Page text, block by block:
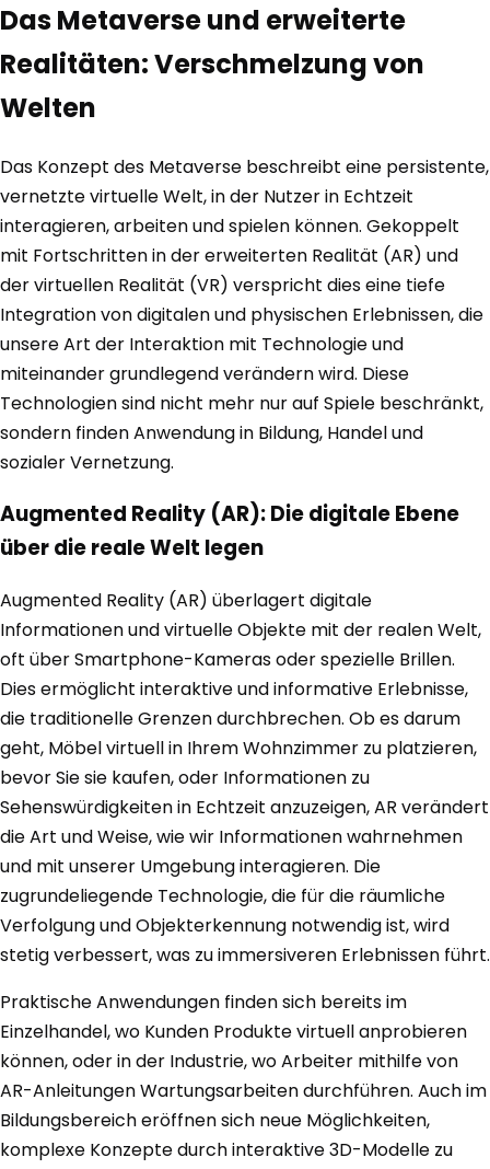
Das Metaverse und erweiterte
Realitäten: Verschmelzung von
Welten
Das Konzept des Metaverse beschreibt eine persistente,
vernetzte virtuelle Welt, in der Nutzer in Echtzeit
interagieren, arbeiten und spielen können. Gekoppelt
mit Fortschritten in der erweiterten Realität (AR) und
der virtuellen Realität (VR) verspricht dies eine tiefe
Integration von digitalen und physischen Erlebnissen, die
unsere Art der Interaktion mit Technologie und
miteinander grundlegend verändern wird. Diese
Technologien sind nicht mehr nur auf Spiele beschränkt,
sondern finden Anwendung in Bildung, Handel und
sozialer Vernetzung.
Augmented Reality (AR): Die digitale Ebene
über die reale Welt legen
Augmented Reality (AR) überlagert digitale
Informationen und virtuelle Objekte mit der realen Welt,
oft über Smartphone-Kameras oder spezielle Brillen.
Dies ermöglicht interaktive und informative Erlebnisse,
die traditionelle Grenzen durchbrechen. Ob es darum
geht, Möbel virtuell in Ihrem Wohnzimmer zu platzieren,
bevor Sie sie kaufen, oder Informationen zu
Sehenswürdigkeiten in Echtzeit anzuzeigen, AR verändert
die Art und Weise, wie wir Informationen wahrnehmen
und mit unserer Umgebung interagieren. Die
zugrundeliegende Technologie, die für die räumliche
Verfolgung und Objekterkennung notwendig ist, wird
stetig verbessert, was zu immersiveren Erlebnissen führt.
Praktische Anwendungen finden sich bereits im
Einzelhandel, wo Kunden Produkte virtuell anprobieren
können, oder in der Industrie, wo Arbeiter mithilfe von
AR-Anleitungen Wartungsarbeiten durchführen. Auch im
Bildungsbereich eröffnen sich neue Möglichkeiten,
komplexe Konzepte durch interaktive 3D-Modelle zu